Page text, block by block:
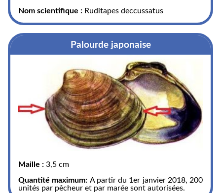
Nom scientifique : Ruditapes deccussatus
Palourde japonaise
Maille : 3,5 cm
Quantité maximum: A partir du 1er janvier 2018, 200
unités par pêcheur et par marée sont autorisées.